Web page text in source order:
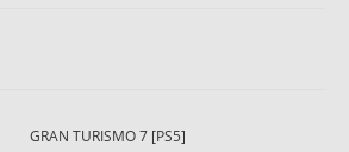
GRAN TURISMO 7 [PS5]